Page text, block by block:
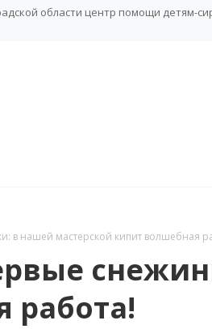
области центр помощи детям-
в нашей мастерской кипит волшебная
работа!